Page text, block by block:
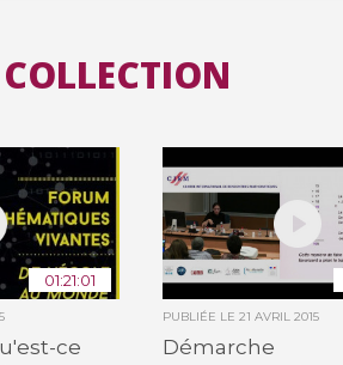
01:21:01
ce
PUBLIÉE LE 21 AVRIL 2015
Démarche